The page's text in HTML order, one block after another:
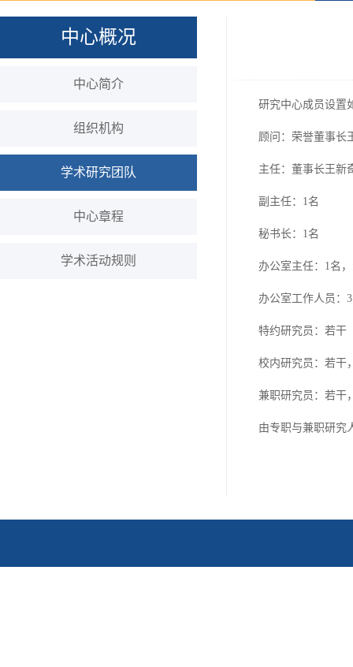
中心概况
中心简介
组织机构
学术研究团队
中心章程
学术活动规则
研究中心成员设置
顾问：荣誉董事长
主任：董事长王新
副主任：1名
秘书长：1名
办公室主任：1名
办公室工作人员：
特约研究员：若干
校内研究员：若干
兼职研究员：若干
由专职与兼职研究